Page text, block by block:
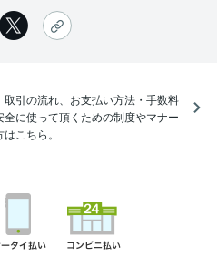
引の流れ、お支払い方法・手数料
に使って頂くための制度やマナー
こちら。